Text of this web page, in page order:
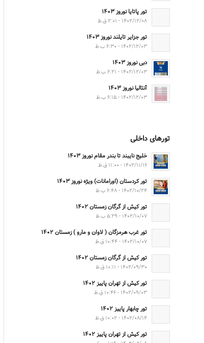
تور پاتایا نوروز ۱۴۰۳
۱۴۰۲/۱۲/۰۸ - ۲:۰۱ ق.ظ
تور جزایر تایلند نوروز ۱۴۰۳
۱۴۰۲/۱۲/۰۳ - ۶:۳۰ ب.ظ
دبی نوروز ۱۴۰۳
۱۴۰۲/۱۲/۰۳ - ۶:۲۱ ب.ظ
آنتالیا نوروز ۱۴۰۳
۱۴۰۲/۱۲/۰۳ - ۶:۱۵ ب.ظ
تورهای داخلی
خلیج نایبند تا بندر مقام نوروز ۱۴۰۳
۱۴۰۲/۱۱/۱۶ - ۱۱:۰۰ ق.ظ
تور کردستان (اورامانات) ویژه نوروز ۱۴۰۳
۱۴۰۲/۱۰/۲۴ - ۶:۴۸ ب.ظ
تور کیش از گرگان زمستان ۱۴۰۲
۱۴۰۲/۱۰/۰۷ - ۵:۲۹ ب.ظ
تور غرب هرمزگان ( لاوان و مارو ) زمستان ۱۴۰۲
۱۴۰۲/۱۰/۰۷ - ۱۰:۴۴ ق.ظ
تور کیش از گرگان زمستان ۱۴۰۲
۱۴۰۲/۰۹/۳۰ - ۱۰:۱۱ ق.ظ
تور کیش از تهران پاییز ۱۴۰۲
۱۴۰۲/۰۹/۰۳ - ۱۰:۴۶ ق.ظ
تور چابهار پاییز ۱۴۰۲
۱۴۰۲/۰۸/۱۴ - ۱۰:۰۲ ق.ظ
تور کیش از تهران پاییز ۱۴۰۲